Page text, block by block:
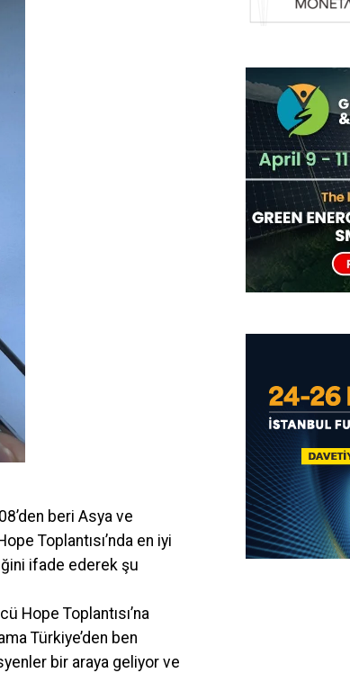
beri Asya ve
Toplantısı’nda en iyi
ifade ederek şu
Hope Toplantısı’na
Türkiye’den ben
bir araya geliyor ve